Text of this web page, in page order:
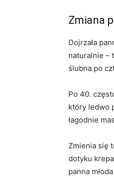
Zmiana
Dojrzała
naturalnie –
ślubna po
Po 40.
który ledwo
łagodnie
Zmienia się
dotyku
panna